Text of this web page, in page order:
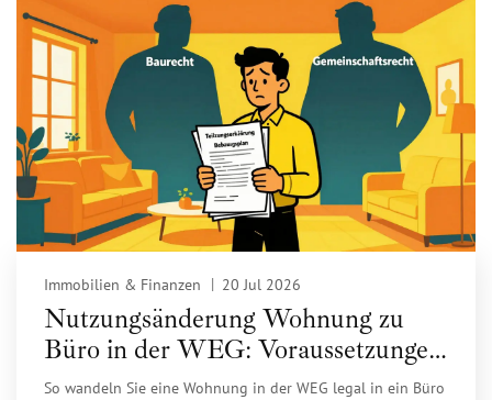
Immobilien & Finanzen 20 Jul 2026
Nutzungsänderung Wohnung zu
Büro in der WEG: Voraussetzungen
& Risiken
So wandeln Sie eine Wohnung in der WEG legal in ein Büro